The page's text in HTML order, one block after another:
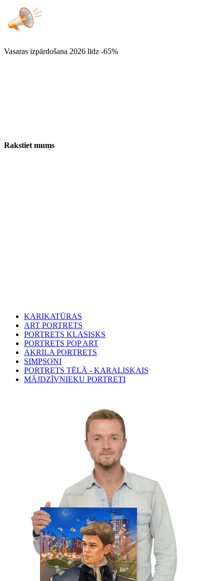
Vasaras izpārdošana 2026 līdz -65%
Rakstiet mums
KARIKATŪRAS
ART PORTRETS
PORTRETS KLASISKS
PORTRETS POP ART
AKRILA PORTRETS
SIMPSONI
PORTRETS TĒLĀ - KARALISKAIS
MĀJDZĪVNIEKU PORTRETI